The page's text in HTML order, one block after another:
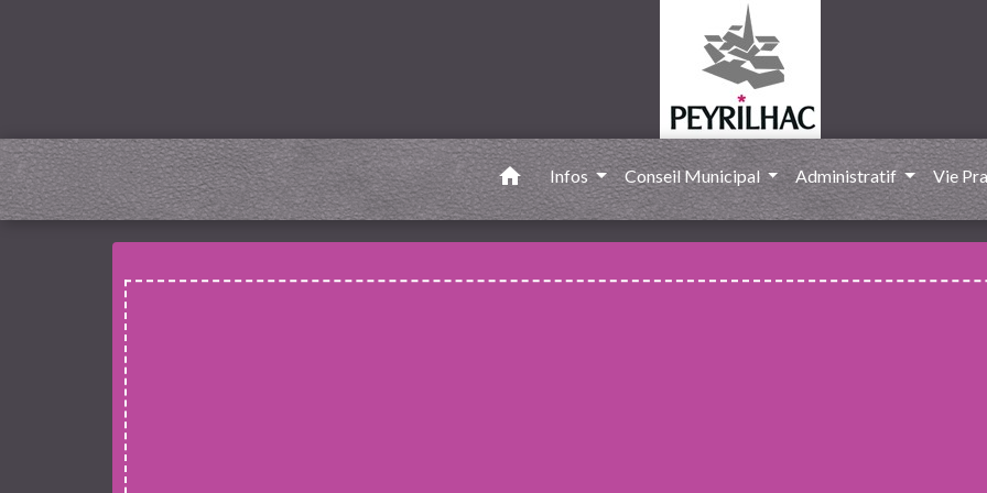
home Infos Conseil Municipal Administratif Vie